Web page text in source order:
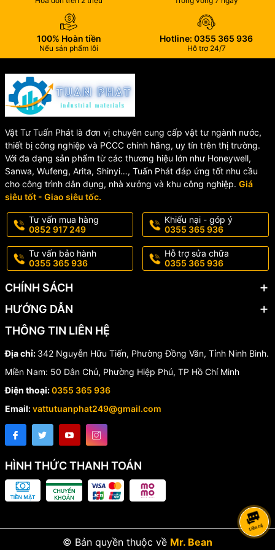
⚡ Ngõ ra tín hiệu
Dòng ra: 1A / 500mA
🛠️ Thiết kế & vật liệu
Chất liệu: Thép dày 1.2mm
📏 Kích thước
Tủ chính: 350mm (H) x 285mm (W) x 105mm (D)
Phụ kiện: 280mm (H) x 160mm (W) x 70mm (D)
🏢 Ứng Dụng Của Tủ Báo
Cháy Horing AH-00212
🏢 Văn phòng công ty
🏫 Trường học, bệnh viện
🏨 Khách sạn, nhà nghỉ
🏬 Trung tâm thương mại
💯 Vì Sao Nên Chọn Trung
Tâm Báo Cháy Horing AH-
00212?
✔️ Thương hiệu uy tín từ Đài Loan
✔️ Độ ổn định và độ bền cao
100% Hoàn tiền
Nếu sản phẩm lỗi
Hotline: 0355 365 936
Hỗ trợ 24/7
Vật Tư Tuấn Phát là đơn vị chuyên cung cấp vật tư ngành nước,
thiết bị công nghiệp và PCCC chính hãng, uy tín trên thị trường.
Với đa dạng sản phẩm từ các thương hiệu lớn như Honeywell,
Sanwa, Wufeng, Arita, Shinyi…, Tuấn Phát đáp ứng tốt nhu cầu
cho công trình dân dụng, nhà xưởng và khu công nghiệp. Giá
siêu tốt - Giao siêu tốc.
Tư vấn mua hàng
0852 917 249
Khiếu nại - góp ý
0355 365 936
Tư vấn bảo hành
0355 365 936
Hỗ trợ sửa chữa
0355 365 936
CHÍNH SÁCH
HƯỚNG DẪN
THÔNG TIN LIÊN HỆ
Địa chỉ: 342 Nguyễn Hữu Tiến, Phường Đồng Văn, Tỉnh Ninh Bình.
Miền Nam: 50 Dân Chủ, Phường Hiệp Phú, TP Hồ Chí Minh
Điện thoại:0355 365 936
Email:vattutuanphat249@gmail.com
HÌNH THỨC THANH TOÁN
© Bản quyền thuộc về Mr. Bean